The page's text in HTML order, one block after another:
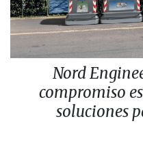
Nord
compromiso
soluciones